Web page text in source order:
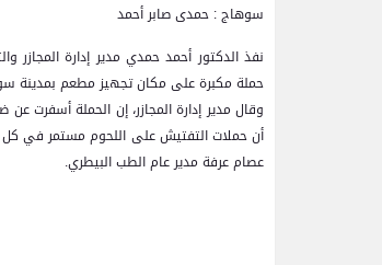
سوهاج : حمدى صابر أحمد
نفذ الدكتور أحمد حمدي مدير إدارة المجازر
حملة مكبرة على مكان تجهيز مطعم بمدينة
وقال مدير إدارة المجازر، إن الحملة أسفرت
أن حملات التفتيش على اللحوم مستمر في كل
عصام عرفة مدير عام الطب البيطري.